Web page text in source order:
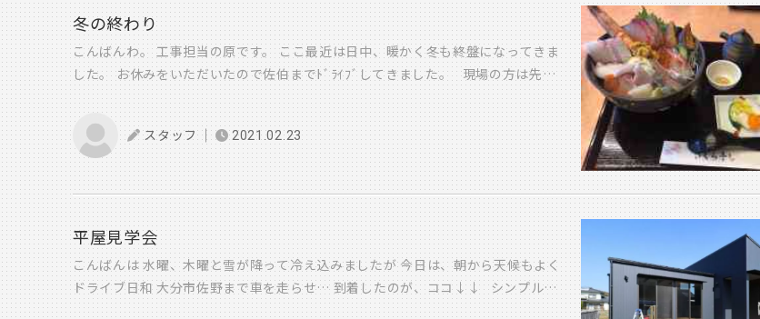
ございます。はい そして もうすぐお引き渡しの T様邸の ボーイズ達も 大きくな
って 家族を連れて帰ってくるんですね。 『 家 』っていいですね お父さんと一
緒に塗ったぬりかべも いい思い出です 娘達が 家族を連れて帰ってこられる「ふ
るさと」を 私も作りたいなー と 新築建てたいなー（笑）と 今更ながら思っ
た 谷田でした アディオス
冬の終わり
こんばんわ。 工事担当の原です。 ここ最近は日中、暖かく冬も終盤になってきま
した。 お休みをいただいたので佐伯までﾄﾞﾗｲﾌﾞしてきました。 現場の方は先
日、上棟しました。 棟梁が柱の建ちを確認しております。 来月は完成する物件
も多いので頑張ります!! 原でした
スタッフ
2021.02.23
平屋見学会
こんばんは 水曜、木曜と雪が降って冷え込みましたが 今日は、朝から天候もよく
ドライブ日和 大分市佐野まで車を走らせ… 到着したのが、ココ↓↓ シンプルな
平屋 こちらの建物
来週見学会を開催します 完全予約制で、２７日（土）２